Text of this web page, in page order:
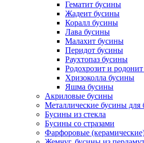
Гематит бусины
Жадеит бусины
Коралл бусины
Лава бусины
Малахит бусины
Перидот бусины
Раухтопаз бусины
Родохрозит и
Хризоколла бусины
Яшма бусины
Акриловые бусины
Металлические бусины для
Бусины из стекла
Бусины со стразами
Фарфоровые